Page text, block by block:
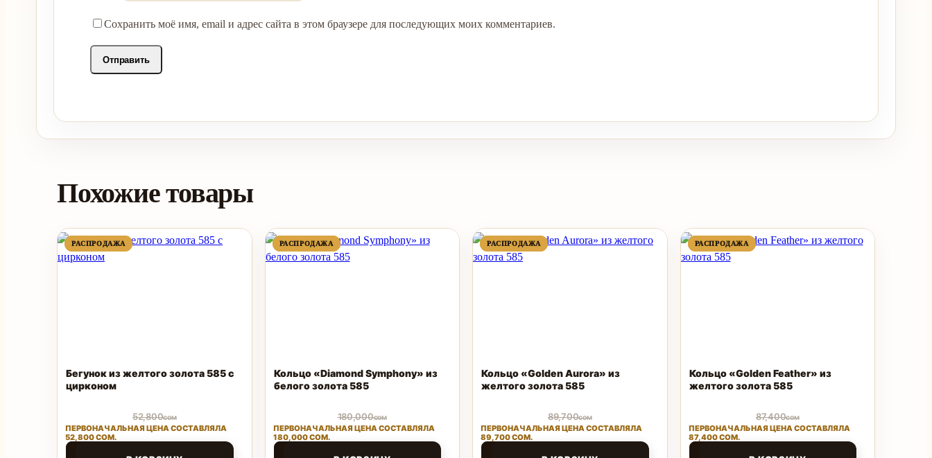
Сохранить моё имя, email и адрес сайта в этом браузере для последующих моих комментариев.
Похожие товары
РАСПРОДАЖА ПРОДАВАЕМЫЙ
ТОВАР
РАСПРОДАЖА ПРОДАВАЕМЫЙ
ТОВАР
Бегунок из желтого золота 585 с
цирконом
52,800сом
ПЕРВОНАЧАЛЬНАЯ ЦЕНА СОСТАВЛЯЛА
52,800 СОМ.
РАСПРОДАЖАПРОДАВАЕМЫЙ
ТОВАР
РАСПРОДАЖАПРОДАВАЕМЫЙ
ТОВАР
Кольцо «Diamond Symphony» из
белого золота 585
180,000сом
ПЕРВОНАЧАЛЬНАЯ ЦЕНА СОСТАВЛЯЛА
180,000 СОМ.
РАСПРОДАЖА ПРОДАВАЕМЫЙ
ТОВАР
РАСПРОДАЖА ПРОДАВАЕМЫЙ
ТОВАР
Кольцо «Golden Aurora» из
желтого золота 585
89,700сом
ПЕРВОНАЧАЛЬНАЯ ЦЕНА СОСТАВЛЯЛА
89,700 СОМ.
РАСПРОДАЖАПРОДАВАЕМЫЙ
ТОВАР
РАСПРОДАЖАПРОДАВАЕМЫЙ
ТОВАР
Кольцо «Golden Feather» из
желтого золота 585
87,400сом
ПЕРВОНАЧАЛЬНАЯ ЦЕНА СОСТАВЛЯЛА
87,400 СОМ.